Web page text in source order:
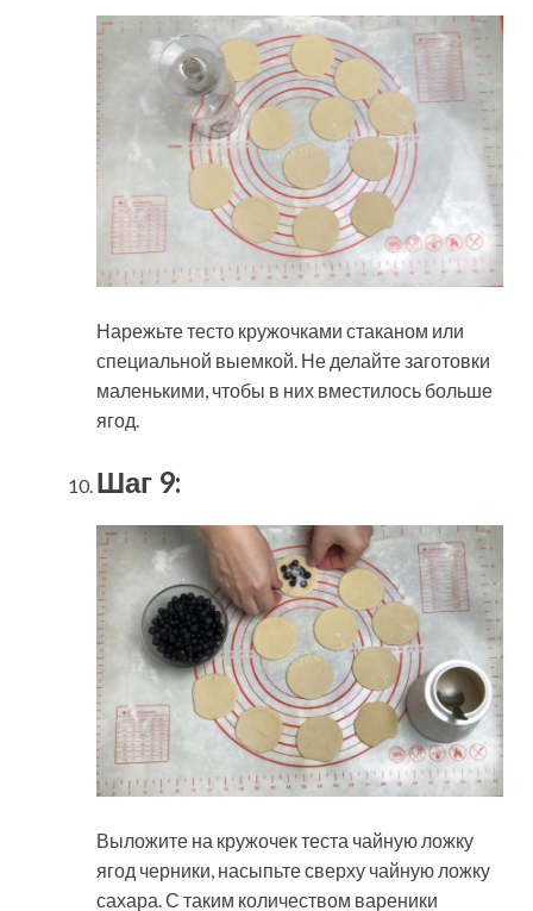
Нарежьте тесто кружочками стаканом или
специальной выемкой. Не делайте заготовки
маленькими, чтобы в них вместилось больше
ягод.
Шаг 9:
Выложите на кружочек теста чайную ложку
ягод черники, насыпьте сверху чайную ложку
сахара. С таким количеством вареники